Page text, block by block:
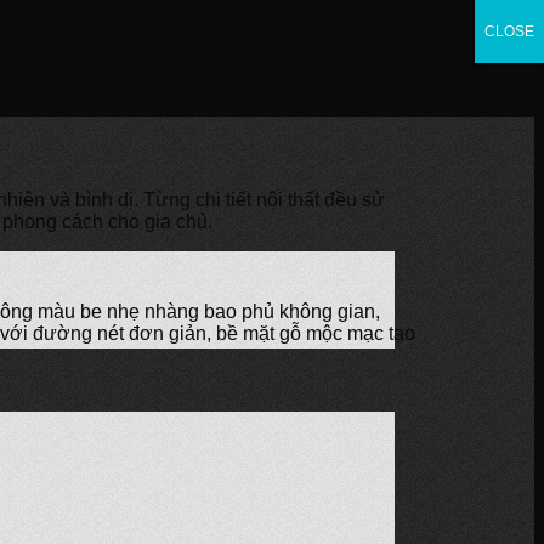
và bình dị. Từng chi tiết nội thất đều sử
cách cho gia chủ.
màu be nhẹ nhàng bao phủ không gian,
đường nét đơn giản, bề mặt gỗ mộc mạc tạo
CLOSE
CLOSE
CLOSE